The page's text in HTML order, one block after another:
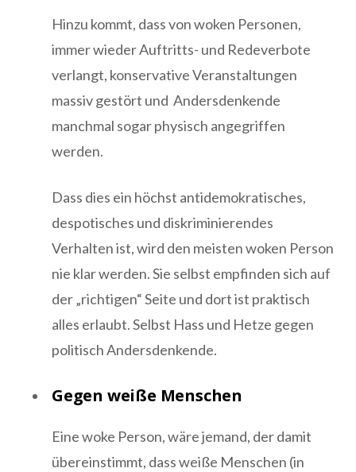
Hinzu kommt, dass von woken Personen,
immer wieder Auftritts- und Redeverbote
verlangt, konservative Veranstaltungen
massiv gestört und Andersdenkende
manchmal sogar physisch angegriffen
werden.
Dass dies ein höchst antidemokratisches,
despotisches und diskriminierendes
Verhalten ist, wird den meisten woken Person
nie klar werden. Sie selbst empfinden sich auf
der „richtigen“ Seite und dort ist praktisch
alles erlaubt. Selbst Hass und Hetze gegen
politisch Andersdenkende.
Gegen weiße Menschen
Eine woke Person, wäre jemand, der damit
übereinstimmt, dass weiße Menschen (in